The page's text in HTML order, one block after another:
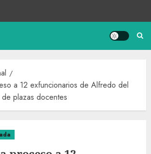
a 12 exfuncionarios de Alfredo del
plazas docentes